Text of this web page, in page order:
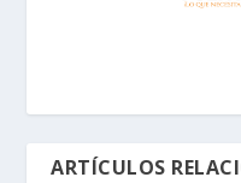
ARTÍCULOS